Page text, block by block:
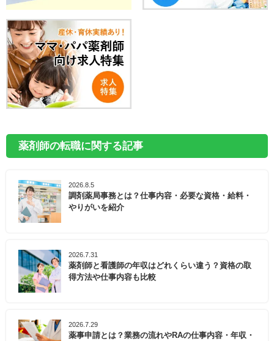
薬剤師の転職に関する記事
2026.8.5
調剤薬局事務とは？仕事内容・必要な資格・給料・
やりがいを紹介
2026.7.31
薬剤師と看護師の年収はどれくらい違う？資格の取
得方法や仕事内容も比較
2026.7.29
薬事申請とは？業務の流れやRAの仕事内容・年収・